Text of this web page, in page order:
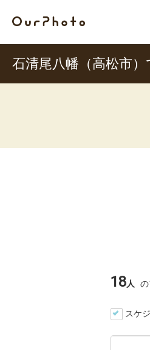
石清尾八幡（高松市
18人
スケ